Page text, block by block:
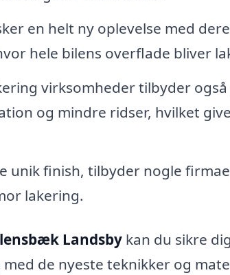
en helt ny oplevelse med
hele bilens overflade bliver
virksomheder tilbyder
og mindre ridser, hvilket
unik finish, tilbyder nogle
lakering.
Landsby kan du sikre
de nyeste teknikker og